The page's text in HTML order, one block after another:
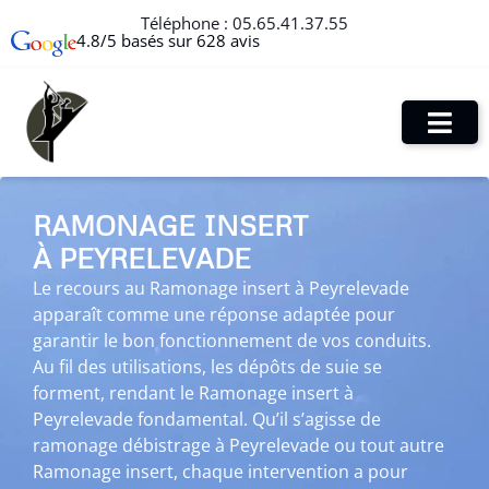
Téléphone : 05.65.41.37.55
4.8/5 basés sur 628 avis
RAMONAGE INSERT
À PEYRELEVADE
Le recours au Ramonage insert à Peyrelevade
apparaît comme une réponse adaptée pour
garantir le bon fonctionnement de vos conduits.
Au fil des utilisations, les dépôts de suie se
forment, rendant le Ramonage insert à
Peyrelevade fondamental. Qu’il s’agisse de
ramonage débistrage à Peyrelevade ou tout autre
Ramonage insert, chaque intervention a pour